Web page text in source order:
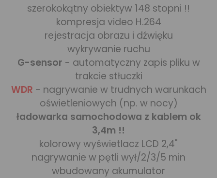
szerokokątny obiektyw 148 stopni !!
kompresja video H.264
rejestracja obrazu i dźwięku
wykrywanie ruchu
G-sensor - automatyczny zapis pliku w
trakcie stłuczki
WDR - nagrywanie w trudnych warunkach
oświetleniowych (np. w nocy)
ładowarka samochodowa z kablem ok
3,4m !!
kolorowy wyświetlacz LCD 2,4"
nagrywanie w pętli wył/2/3/5 min
wbudowany akumulator